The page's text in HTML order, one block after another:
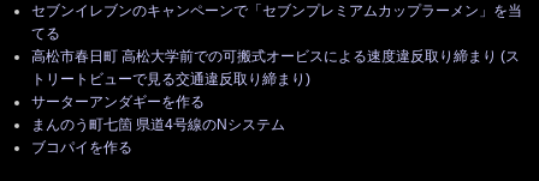
セブンイレブンのキャンペーンで「セブンプレミアムカップラーメン」を当
てる
高松市春日町 高松大学前での可搬式オービスによる速度違反取り締まり (ス
トリートビューで見る交通違反取り締まり)
サーターアンダギーを作る
まんのう町七箇 県道4号線のNシステム
ブコパイを作る